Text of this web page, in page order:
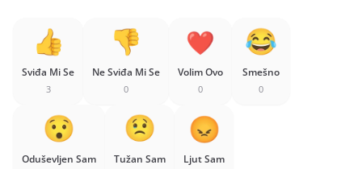
Sviđa Mi Se
3
Ne Sviđa Mi Se
0
Volim Ovo
0
Smešno
0
Oduševljen Sam Tužan Sam Ljut Sam